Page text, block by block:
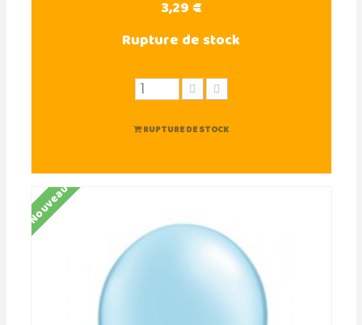
3,29 €
Rupture de stock
RUPTURE DE STOCK
Nouveau